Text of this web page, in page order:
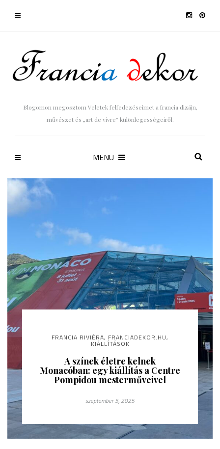
Blogomon megosztom Veletek felfedezéseimet a francia dizájn,
művészet és „art de vivre” különlegességeiről.
MENU
FRANCIA RIVIÉRA, FRANCIADEKOR.HU,
KIÁLLÍTÁSOK
A színek életre kelnek
Monacóban: egy kiállítás a Centre
Pompidou mesterműveivel
szeptember 5, 2025